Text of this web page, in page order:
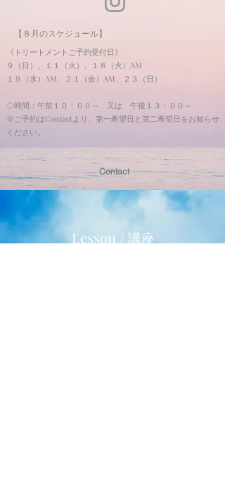
​【８月のスケジュール】
《トリートメントご予約受付日》
９（日）、１１（火）、１８（火）AM
１９（水）AM、２１（金）AM、２３（日）
◇時間：午前１０：００～ 又は 午後１３：００～
※ ご予約はContactより、第一希望日と第二希望日をお知らせ
ください。
Contact
​Lesson /講座